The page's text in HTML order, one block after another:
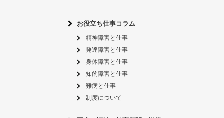
お役立ち仕事コラム
精神障害と仕事
発達障害と仕事
身体障害と仕事
知的障害と仕事
難病と仕事
制度について